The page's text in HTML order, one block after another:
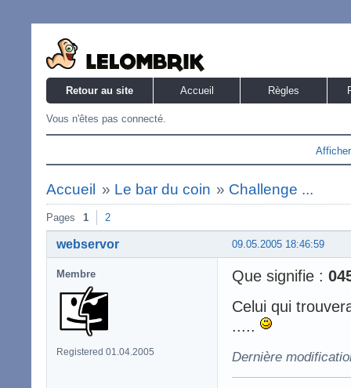
Retour au site Accueil Règles
Vous n'êtes pas connecté.
Accueil » Le bar du coin » Challenge ...
Pages 1 2
09.05.2005 18:46:59
webservor
Membre
Registered 01.04.2005
Que signifie :
Celui qui
.....
Dernière